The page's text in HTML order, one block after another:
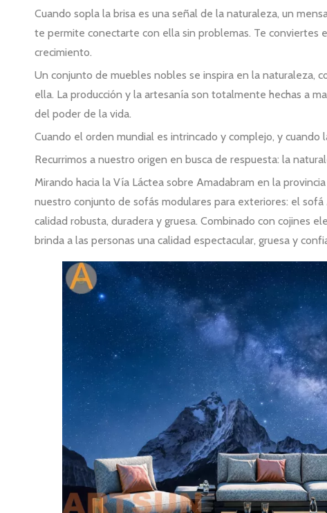
Cuando sopla la brisa es una señal de la naturaleza, un
te permite conectarte con ella sin problemas. Te conviertes
crecimiento.
Un conjunto de muebles nobles se inspira en la naturaleza,
ella. La producción y la artesanía son totalmente hechas a
del poder de la vida.
Cuando el orden mundial es intrincado y complejo, y
Recurrimos a nuestro origen en busca de respuesta: la
Mirando hacia la Vía Láctea sobre Amadabram en la
nuestro conjunto de sofás modulares para exteriores: el
calidad robusta, duradera y gruesa. Combinado con cojines
brinda a las personas una calidad espectacular, gruesa y